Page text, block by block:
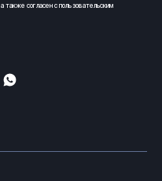
, а также согласен спользовательским